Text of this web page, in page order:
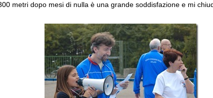
metri dopo mesi di nulla è una grande soddisfazione e mi